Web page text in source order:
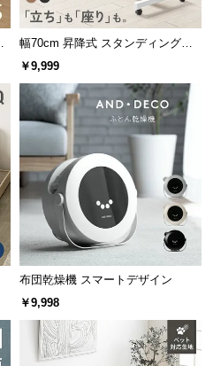
幅70cm 昇降式 スタンディングデ
スク
￥9,999
布団乾燥機 スマートデザイン
￥9,998